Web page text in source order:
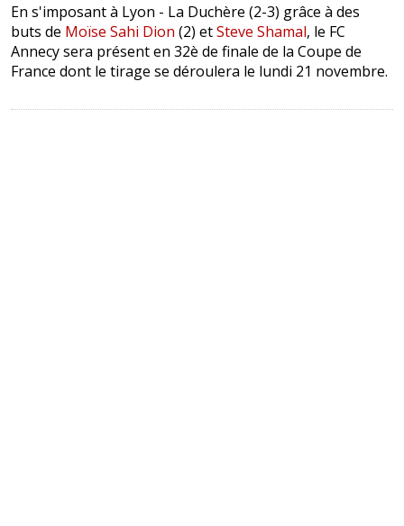
En s'imposant à Lyon - La Duchère (2-3) grâce à des
buts de Moïse Sahi Dion (2) etSteve Shamal, le FC
Annecy sera présent en 32è de finale de la Coupe de
France dont le tirage se déroulera le lundi 21 novembre.